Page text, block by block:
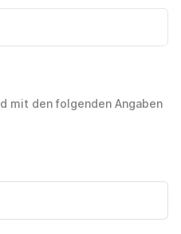
mit den folgenden Angaben